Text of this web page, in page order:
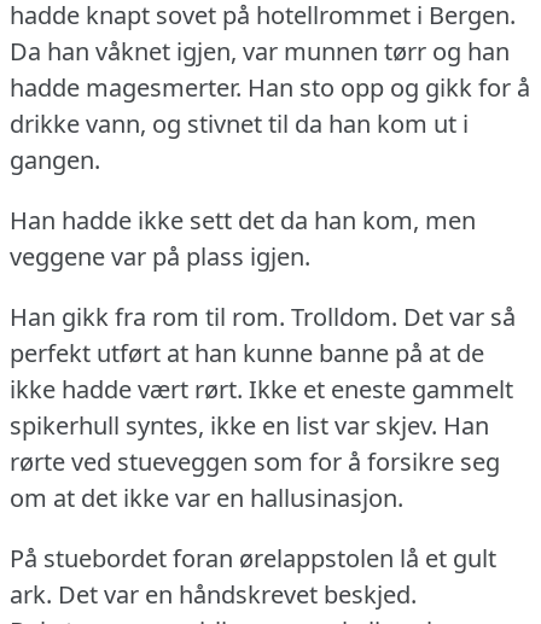
hadde knapt sovet på hotellrommet i Bergen.
Da han våknet igjen, var munnen tørr og han
hadde magesmerter. Han sto opp og gikk for å
drikke vann, og stivnet til da han kom ut i
gangen.
Han hadde ikke sett det da han kom, men
veggene var på plass igjen.
Han gikk fra rom til rom. Trolldom. Det var så
perfekt utført at han kunne banne på at de
ikke hadde vært rørt. Ikke et eneste gammelt
spikerhull syntes, ikke en list var skjev. Han
rørte ved stueveggen som for å forsikre seg
om at det ikke var en hallusinasjon.
På stuebordet foran ørelappstolen lå et gult
ark. Det var en håndskrevet beskjed.